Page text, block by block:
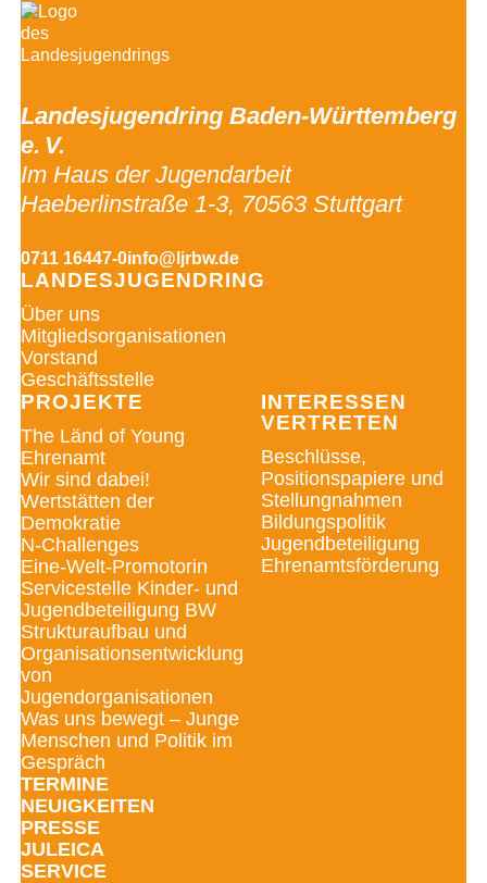
Landesjugendring Baden-Württemberg
e. V.
Im Haus der Jugendarbeit
Haeberlinstraße 1-3, 70563 Stuttgart
0711 16447-0info@ljrbw.de
LANDESJUGENDRING
Über uns
Mitgliedsorganisationen
Vorstand
Geschäftsstelle
PROJEKTE
The Länd of Young
Ehrenamt
Wir sind dabei!
Wertstätten der
Demokratie
N-Challenges
Eine-Welt-Promotorin
Servicestelle Kinder- und
Jugendbeteiligung BW
Strukturaufbau und
Organisationsentwicklung
von
Jugendorganisationen
Was uns bewegt – Junge
Menschen und Politik im
Gespräch
INTERESSEN
VERTRETEN
Beschlüsse,
Positionspapiere und
Stellungnahmen
Bildungspolitik
Jugendbeteiligung
Ehrenamtsförderung
TERMINE
NEUIGKEITEN
PRESSE
JULEICA
SERVICE